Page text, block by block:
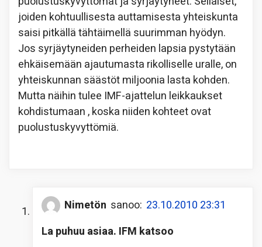
joiden kohtuullisesta auttamisesta yhteiskunta
saisi pitkällä tähtäimellä suurimman hyödyn.
Jos syrjäytyneiden perheiden lapsia pystytään
ehkäisemään ajautumasta rikolliselle uralle, on
yhteiskunnan säästöt miljoonia lasta kohden.
Mutta näihin tulee IMF-ajattelun leikkaukset
kohdistumaan , koska niiden kohteet ovat
puolustuskyvyttömiä.
Nimetön sanoo: 23.10.2010 23:31
La puhuu asiaa. IFM katsoo